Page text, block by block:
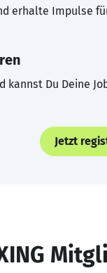
erhalte Impulse
kannst Du Deine
Jetzt